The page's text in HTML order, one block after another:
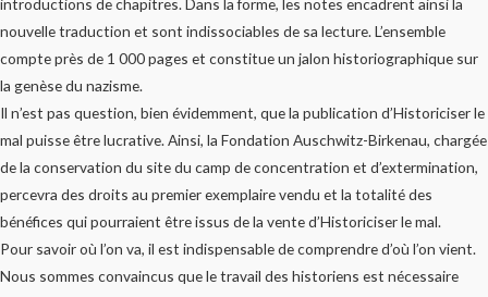
introductions de chapitres. Dans la forme, les notes encadrent ainsi la
nouvelle traduction et sont indissociables de sa lecture. L’ensemble
compte près de 1 000 pages et constitue un jalon historiographique sur
la genèse du nazisme.
Il n’est pas question, bien évidemment, que la publication d’Historiciser le
mal puisse être lucrative. Ainsi, la Fondation Auschwitz-Birkenau, chargée
de la conservation du site du camp de concentration et d’extermination,
percevra des droits au premier exemplaire vendu et la totalité des
bénéfices qui pourraient être issus de la vente d’Historiciser le mal.
Pour savoir où l’on va, il est indispensable de comprendre d’où l’on vient.
Nous sommes convaincus que le travail des historiens est nécessaire